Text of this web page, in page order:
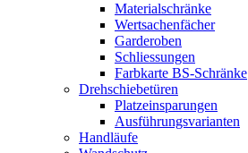
Materialschränke
Wertsachenfächer
Garderoben
Schliessungen
Farbkarte BS-Schränke
Drehschiebetüren
Platzeinsparungen
Ausführungsvarianten
Handläufe